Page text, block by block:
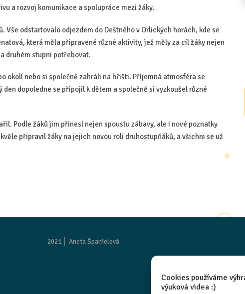
Cookies používáme
výuková videa :)
a rozvoj komunikace a spolupráce mezi žáky.
Vše odstartovalo odjezdem do Deštného v Orlických horách, kde se
která měla připravené různé aktivity, jež měly za cíl žáky nejen
druhém stupni potřebovat.
okolí nebo si společně zahráli na hřišti. Příjemná atmosféra se
dopoledne se připojil k dětem a společně si vyzkoušel různé
Podle žáků jim přinesl nejen spoustu zábavy, ale i nové poznatky
připravil žáky na jejich novou roli druhostupňáků, a všichni se už
2021 │ Aneta Španielová